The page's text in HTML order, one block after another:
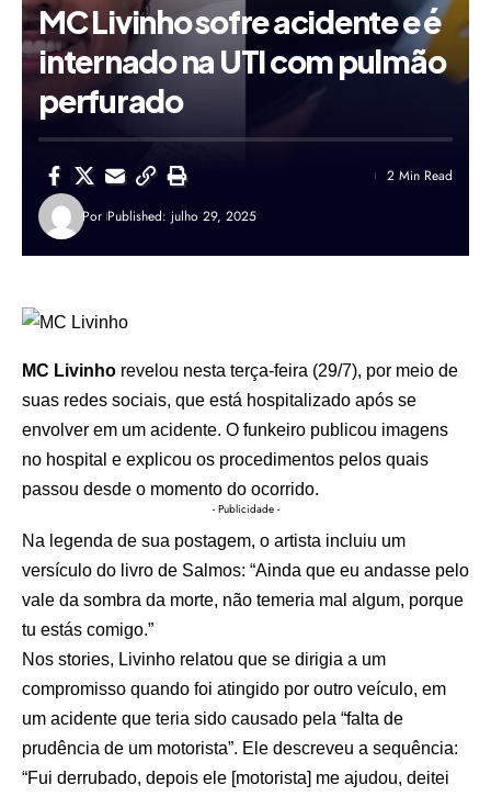
MC Livinho sofre acidente e é
internado na UTI com pulmão
perfurado
Por Published: julho 29, 2025
2 Min Read
MC Livinho revelou nesta terça-feira (29/7), por meio de
suas redes sociais, que está hospitalizado após se
envolver em um acidente. O funkeiro publicou imagens
no hospital e explicou os procedimentos pelos quais
passou desde o momento do ocorrido.
- Publicidade -
Na legenda de sua postagem, o artista incluiu um
versículo do livro de Salmos: “Ainda que eu andasse pelo
vale da sombra da morte, não temeria mal algum, porque
tu estás comigo.”
Nos stories, Livinho relatou que se dirigia a um
compromisso quando foi atingido por outro veículo, em
um acidente que teria sido causado pela “falta de
prudência de um motorista”. Ele descreveu a sequência:
“Fui derrubado, depois ele [motorista] me ajudou, deitei